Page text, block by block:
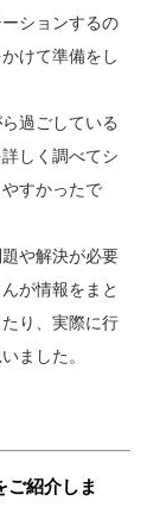
ションするの
けて準備をし
過ごしている
しく調べてシ
すかったで
や解決が必要
が情報をまと
り、実際に⾏
ました。
ご紹介しま